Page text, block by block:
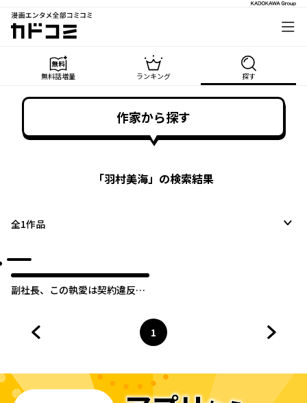
漫画エンタメ全部コミコミ
カドコミ
無料話増量 ランキング 探す
作家から探す
「羽村美海」の検索結果
全1作品
副社長、この執愛は契約違反で
ページ
1
へ